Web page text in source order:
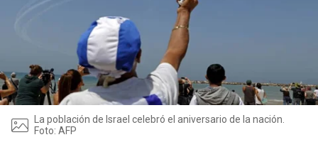
La población de Israel celebró el aniversario de la nación.
Foto: AFP